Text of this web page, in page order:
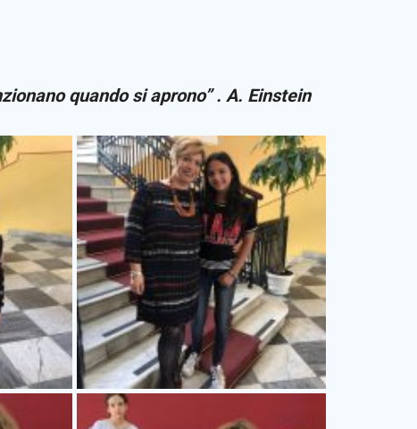
quando si aprono” . A. Einstein